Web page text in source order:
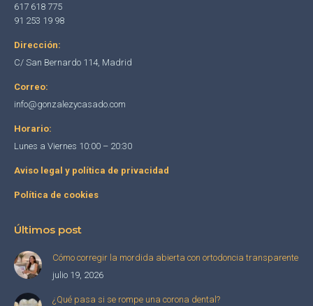
in
window
in
window
617 618 775
91 253 19 98
Dirección:
C/ San Bernardo 114, Madrid
Correo:
info@gonzalezycasado.com
Horario:
Lunes a Viernes 10:00 – 20:30
Aviso legal y política de privacidad
Política de cookies
Últimos post
Cómo corregir la mordida abierta con ortodoncia transparente
julio 19, 2026
¿Qué pasa si se rompe una corona dental?